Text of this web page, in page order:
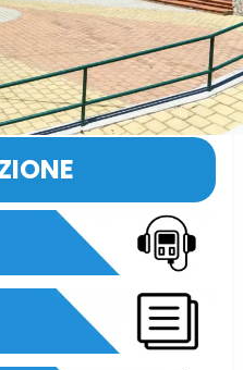
e proprio spazio civico